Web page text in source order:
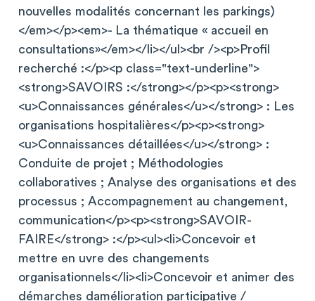
nouvelles modalités concernant les parkings)
</em></p><em>- La thématique « accueil en
consultations»</em></li></ul><br /><p>Profil
recherché :</p><p class="text-underline">
<strong>SAVOIRS :</strong></p><p><strong>
<u>Connaissances générales</u></strong> : Les
organisations hospitalières</p><p><strong>
<u>Connaissances détaillées</u></strong> :
Conduite de projet ; Méthodologies
collaboratives ; Analyse des organisations et des
processus ; Accompagnement au changement,
communication</p><p><strong>SAVOIR-
FAIRE</strong> :</p><ul><li>Concevoir et
mettre en uvre des changements
organisationnels</li><li>Concevoir et animer des
démarches damélioration participative /